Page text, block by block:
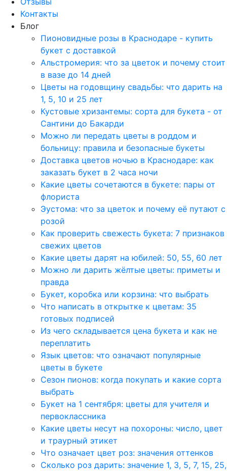
Контакты
Блог
Пионовидные розы в Краснодаре - купить
букет с доставкой
Альстромерия: что за цветок и почему стоит
в вазе до 14 дней
Цветы на годовщину свадьбы: что дарить на
1, 5, 10 и 25 лет
Кустовые хризантемы: сорта для букета - от
Сантини до Бакарди
Можно ли передать цветы в роддом и
больницу: правила и безопасные букеты
Доставка цветов ночью в Краснодаре: как
заказать букет в 2 часа ночи
Какие цветы сочетаются в букете: пары от
флориста
Эустома: что за цветок и почему её путают с
розой
Как проверить свежесть букета: 7 признаков
свежих цветов
Какие цветы дарят на юбилей: 50, 55, 60 лет
Можно ли дарить жёлтые цветы: приметы и
правда
Букет, коробка или корзина: что выбрать
Что написать в открытке к цветам: 35
готовых подписей
Из чего складывается цена букета и как не
переплатить
Язык цветов: что означают популярные
цветы в букете
Сезон пионов: когда покупать и какие сорта
выбрать
Букет на 1 сентября: цветы для учителя и
первоклассника
Какие цветы несут на похороны: число, цвет
и траурный этикет
Что означает цвет роз: значения оттенков
Сколько роз дарить: значение 1, 3, 5, 7, 15, 25,